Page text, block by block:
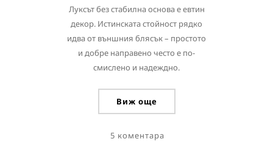
Луксът без стабилна основа е евтин
декор. Истинската стойност рядко
идва от външния блясък – простото
и добре направено често е по-
смислено и надеждно.
Виж още
5 коментара